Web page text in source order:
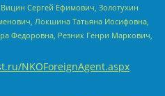
Сергей Ефимович, Золотухин
Локшина Татьяна Иосифовна,
Федоровна, Резник Генри Маркович,
NKOForeignAgent.aspx